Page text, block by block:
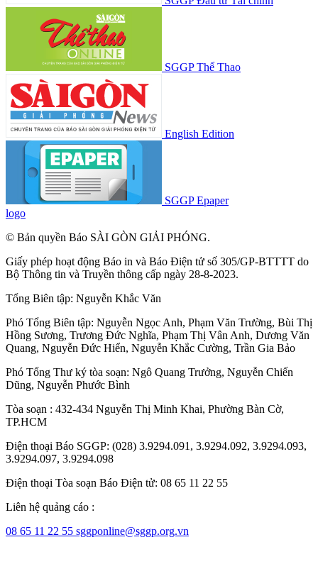
SGGP Thể Thao
English Edition
SGGP Epaper
logo
© Bản quyền Báo SÀI GÒN GIẢI PHÓNG.
Giấy phép hoạt động Báo in và Báo Điện tử số 305/GP-BTTTT do
Bộ Thông tin và Truyền thông cấp ngày 28-8-2023.
Tổng Biên tập: Nguyễn Khắc Văn
Phó Tổng Biên tập: Nguyễn Ngọc Anh, Phạm Văn Trường, Bùi Thị
Hồng Sương, Trương Đức Nghĩa, Phạm Thị Vân Anh, Dương Văn
Quang, Nguyễn Đức Hiển, Nguyễn Khắc Cường, Trần Gia Bảo
Phó Tổng Thư ký tòa soạn: Ngô Quang Trưởng, Nguyễn Chiến
Dũng, Nguyễn Phước Bình
Tòa soạn : 432-434 Nguyễn Thị Minh Khai, Phường Bàn Cờ,
TP.HCM
Điện thoại Báo SGGP: (028) 3.9294.091, 3.9294.092, 3.9294.093,
3.9294.097, 3.9294.098
Điện thoại Tòa soạn Báo Điện tử: 08 65 11 22 55
Liên hệ quảng cáo :
08 65 11 22 55 sggponline@sggp.org.vn